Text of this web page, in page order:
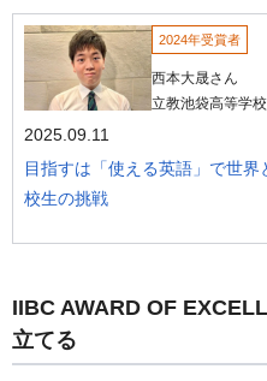
2024年受賞者
西本大晟さん
立教池袋高等学
2025.09.11
目指すは「使える英語」で世
校生の挑戦
IIBC AWARD OF
立てる